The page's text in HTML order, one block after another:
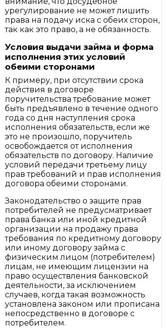
урегулирование не может лишить
права на подачу иска с обеих сторон,
так как это право, а не обязанность.
Условия выдачи займа и форма
исполнения этих условий
обеими сторонами
К примеру, при отсутствии срока
действия в договоре
поручительства требование может
быть предъявлено в течение одного
года со дня наступления срока
исполнения обязательств, если же
это не произошло, поручитель
освобождается от исполнения
обязательств по договору. Наличие
условий передачи третьему лицу
прав требований и прав исполнения
договора обеими сторонами.
Законодательство о защите прав
потребителей не предусматривает
права банка или иной кредитной
организации на продажу права
требования по кредитному договору
или иному договору займа с
физическим лицом (потребителем)
лицам, не имеющим лицензии на
право осуществления банковской
деятельности, за исключением
случаев, когда такая возможность
установлена законом или прописана
непосредственно в договоре с
потребителем.